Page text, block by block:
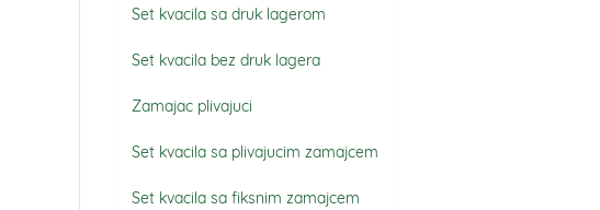
Set kvacila sa druk lagerom
Set kvacila bez druk lagera
Zamajac plivajuci
Set kvacila sa plivajucim zamajcem
Set kvacila sa fiksnim zamajcem